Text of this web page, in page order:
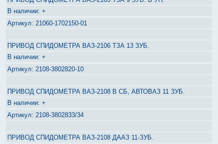
+
21060-1702150-01
ПРИВОД СПИДОМЕТРА ВАЗ-2106 ТЗА 13 ЗУБ.
+
2108-3802820-10
ПРИВОД СПИДОМЕТРА ВАЗ-2108 В СБ, АВТОВАЗ 11 ЗУБ.
+
2108-3802833/34
ПРИВОД СПИДОМЕТРА ВАЗ-2108 ДААЗ 11-ЗУБ.